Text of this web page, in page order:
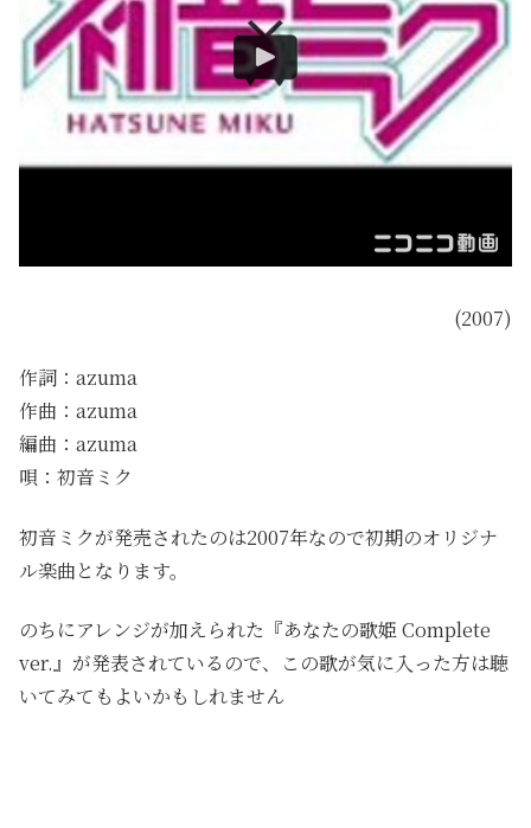
(2007)
作詞：azuma
作曲：azuma
編曲：azuma
唄：初音ミク
初音ミクが発売されたのは2007年なので初期のオリジナ
ル楽曲となります。
のちにアレンジが加えられた『あなたの歌姫 Complete
ver.』が発表されているので、この歌が気に入った方は聴
いてみてもよいかもしれません